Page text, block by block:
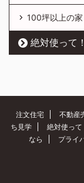
100坪以上の家
絶対使って
注文住宅 不動産
ち見学
絶対使っ
なら
プライ